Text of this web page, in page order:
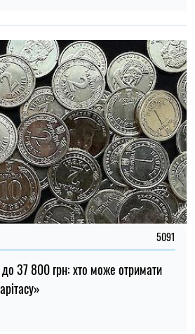
5091
37 800 грн: хто може отримати